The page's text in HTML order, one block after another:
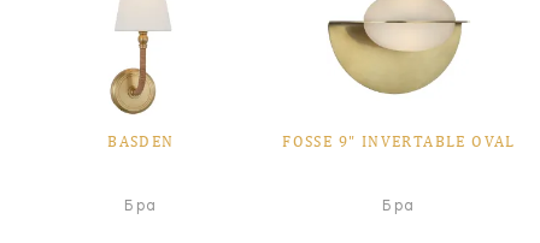
BASDEN
Бра
FOSSE 9" INVERTABLE OVAL
Бра